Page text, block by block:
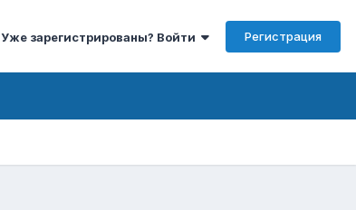
Уже зарегистрированы? Войти Регистрация